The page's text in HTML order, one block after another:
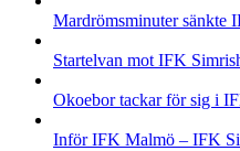
Mardrömsminuter sänkte
Startelvan mot IFK
Okoebor tackar för sig i
Inför IFK Malmö – IFK